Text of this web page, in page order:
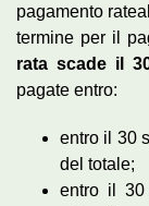
pagamento
termine per il
rata scade il
pagate entro:
entro il 30
del totale;
entro il 30